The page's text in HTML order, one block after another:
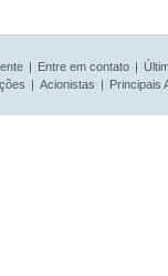
| Entre em contato |
| Acionistas | Principais